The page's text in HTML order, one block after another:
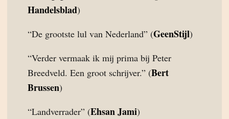
Handelsblad)
“De grootste lul van Nederland” (GeenStijl)
“Verder vermaak ik mij prima bij Peter
Breedveld. Een groot schrijver.” (Bert
Brussen)
“Landverrader” (Ehsan Jami)